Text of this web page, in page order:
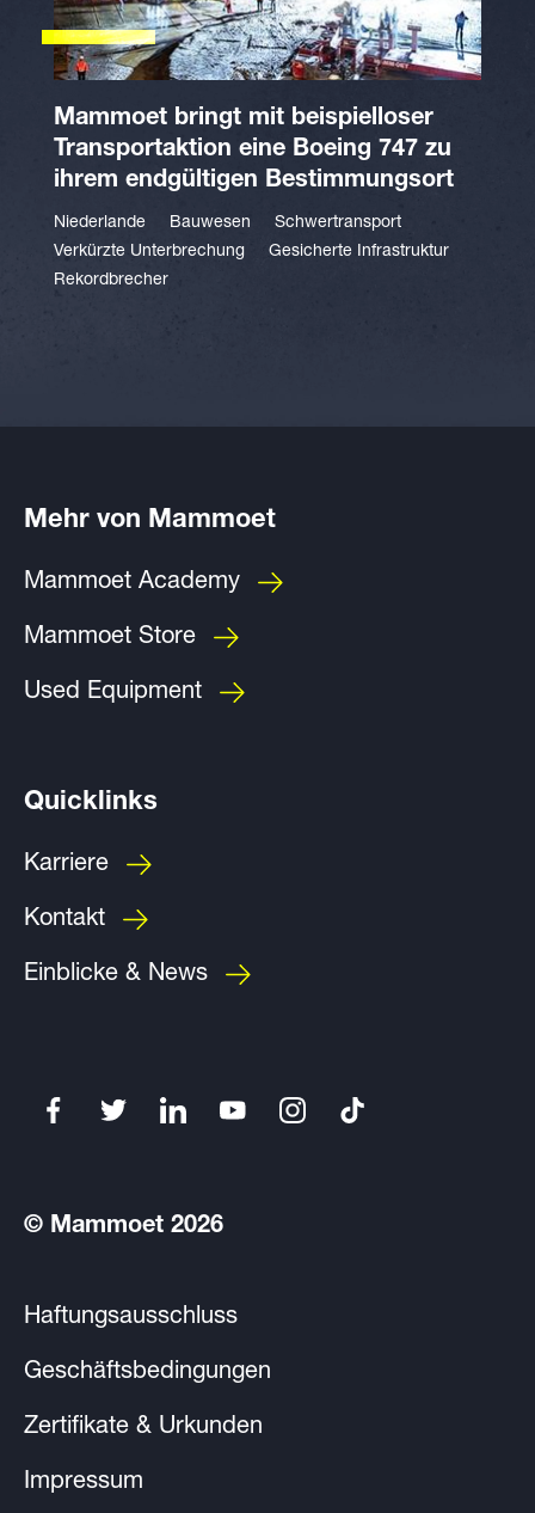
Mammoet bringt mit beispielloser
Transportaktion eine Boeing 747 zu
ihrem endgültigen Bestimmungsort
Niederlande Bauwesen
Schwertransport
Verkürzte Unterbrechung
Gesicherte Infrastruktur
Rekordbrecher
Mehr von Mammoet
Mammoet Academy
Mammoet Store
Used Equipment
Quicklinks
Karriere
Kontakt
Einblicke & News
© Mammoet 2026
Haftungsausschluss
Geschäftsbedingungen
Zertifikate & Urkunden
Impressum